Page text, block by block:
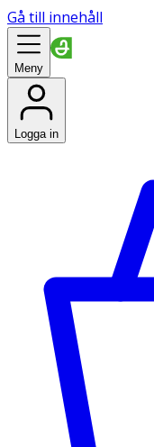
Gå till innehåll
Meny
Logga in